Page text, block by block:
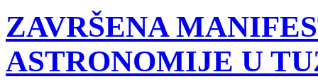
ZAVRŠENA
ASTRONOMIJE U